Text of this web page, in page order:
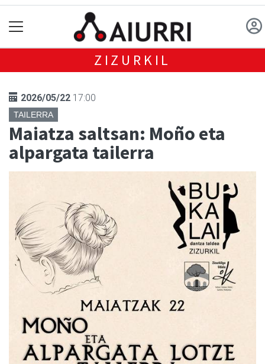
ZIZURKIL
2026/05/22 17:00
TAILERRA
Maiatza saltsan: Moño eta
alpargata tailerra